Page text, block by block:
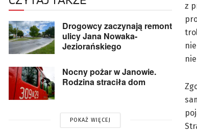
Drogowcy zaczynają remont
ulicy Jana Nowaka-
Jeziorańskiego
Nocny pożar w Janowie.
Rodzina straciła dom
POKAŻ WIĘCEJ
z